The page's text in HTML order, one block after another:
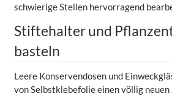
schwierige Stellen hervorragend
Stiftehalter und
basteln
Leere Konservendosen und
von Selbstklebefolie einen völlig neuen